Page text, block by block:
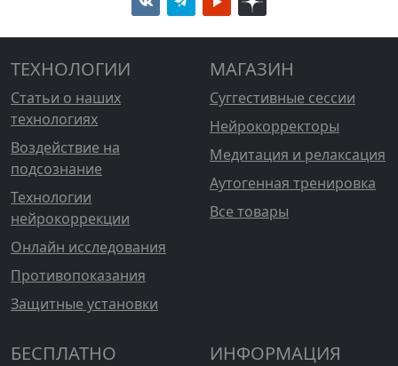
ТЕХНОЛОГИИ
Статьи о наших
технологиях
Воздействие на
подсознание
Технологии
нейрокоррекции
Онлайн исследования
Противопоказания
Защитные установки
МАГАЗИН
Суггестивные сессии
Нейрокорректоры
Медитация и релаксация
Аутогенная тренировка
Все товары
БЕСПЛАТНО ИНФОРМАЦИЯ